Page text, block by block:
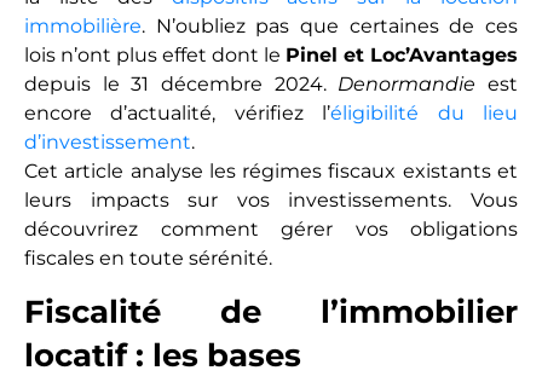
immobilière. N’oubliez pas que certaines de ces
lois n’ont plus effet dont le Pinel et Loc’Avantages
depuis le 31 décembre 2024. Denormandie est
encore d’actualité, vérifiez l’éligibilité du lieu
d’investissement.
Cet article analyse les régimes fiscaux existants et
leurs impacts sur vos investissements. Vous
découvrirez comment gérer vos obligations
fiscales en toute sérénité.
Fiscalité de l’immobilier
locatif : les bases